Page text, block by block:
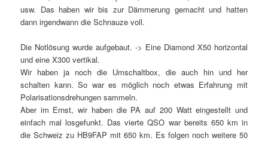
usw. Das haben wir bis zur Dämmerung gemacht und hatten
dann irgendwann die Schnauze voll.
Die Notlösung wurde aufgebaut. -> Eine Diamond X50 horizontal
und eine X300 vertikal.
Wir haben ja noch die Umschaltbox, die auch hin und her
schalten kann. So war es möglich noch etwas Erfahrung mit
Polarisationsdrehungen sammeln.
Aber im Ernst, wir haben die PA auf 200 Watt eingestellt und
einfach mal losgefunkt. Das vierte QSO war bereits 650 km in
die Schweiz zu HB9FAP mit 650 km. Es folgen noch weitere 50